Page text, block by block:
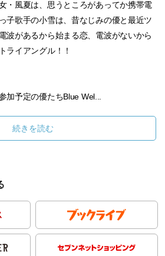
・風夏は、思うところがあってか携帯電
子歌手の小雪は、昔なじみの優と最近ツ
があるから始まる恋、電波がないから
ライアングル！！
加予定の優たちBlue Wel...
続きを読む